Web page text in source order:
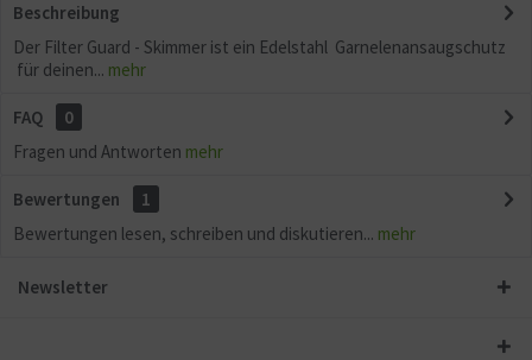
Beschreibung
Der Filter Guard - Skimmer ist ein Edelstahl Garnelenansaugschutz
für deinen... mehr
FAQ
0
Fragen und Antworten mehr
Bewertungen
1
Bewertungen lesen, schreiben und diskutieren... mehr
Newsletter